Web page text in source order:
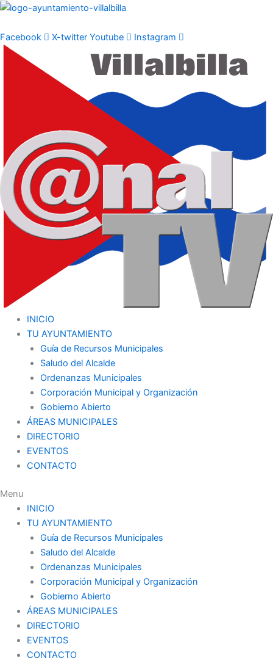
Ir
contenido
Facebook X-twitter Youtube Instagram
INICIO
TU AYUNTAMIENTO
Guía de Recursos Municipales
Saludo del Alcalde
Ordenanzas Municipales
Corporación Municipal y Organización
Gobierno Abierto
ÁREAS MUNICIPALES
DIRECTORIO
EVENTOS
CONTACTO
Menu
INICIO
TU AYUNTAMIENTO
Guía de Recursos Municipales
Saludo del Alcalde
Ordenanzas Municipales
Corporación Municipal y Organización
Gobierno Abierto
ÁREAS MUNICIPALES
DIRECTORIO
EVENTOS
CONTACTO